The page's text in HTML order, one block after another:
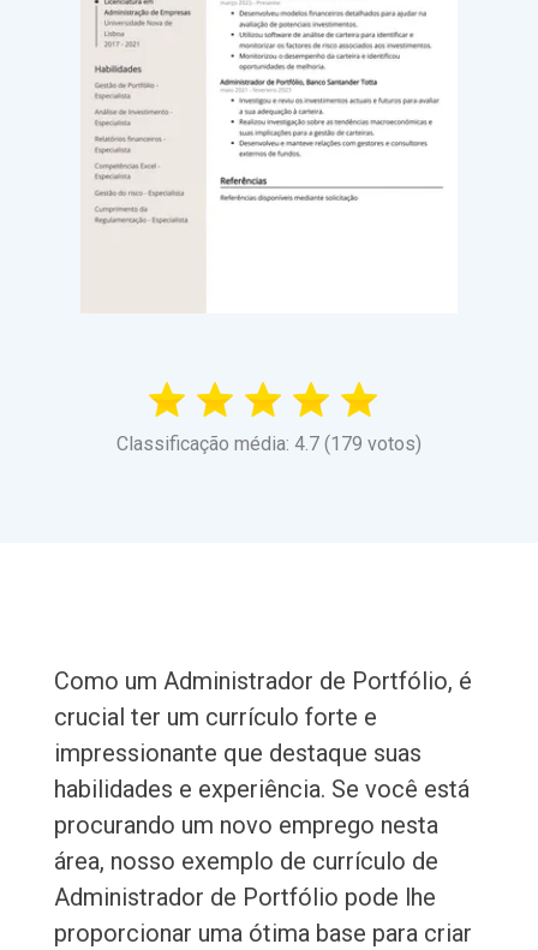
Classificação média: 4.7 (179 votos)
Como um Administrador de Portfólio, é
crucial ter um currículo forte e
impressionante que destaque suas
habilidades e experiência. Se você está
procurando um novo emprego nesta
área, nosso exemplo de currículo de
Administrador de Portfólio pode lhe
proporcionar uma ótima base para criar